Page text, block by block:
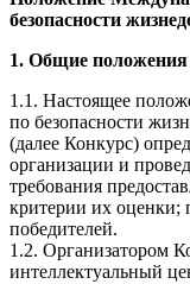
безопасности
1. Общие положения
1.1. Настоящее
по безопасности
(далее Конкурс)
организации и
требования
критерии их оценки;
победителей.
1.2. Организатором
интеллектуальный